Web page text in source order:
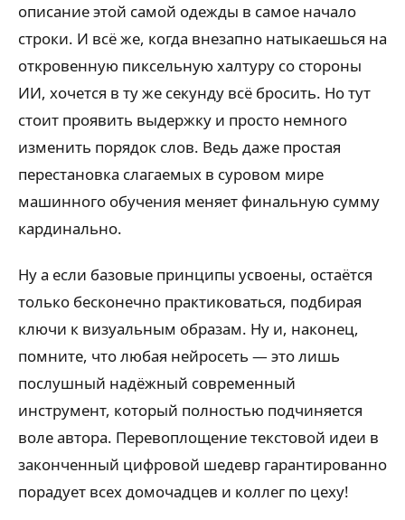
описание этой самой одежды в самое начало
строки. И всё же, когда внезапно натыкаешься на
откровенную пиксельную халтуру со стороны
ИИ, хочется в ту же секунду всё бросить. Но тут
стоит проявить выдержку и просто немного
изменить порядок слов. Ведь даже простая
перестановка слагаемых в суровом мире
машинного обучения меняет финальную сумму
кардинально.
Ну а если базовые принципы усвоены, остаётся
только бесконечно практиковаться, подбирая
ключи к визуальным образам. Ну и, наконец,
помните, что любая нейросеть — это лишь
послушный надёжный современный
инструмент, который полностью подчиняется
воле автора. Перевоплощение текстовой идеи в
законченный цифровой шедевр гарантированно
порадует всех домочадцев и коллег по цеху!